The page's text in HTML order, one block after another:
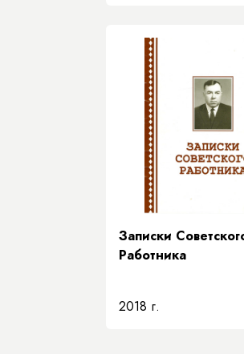
Записки
Работника
2018 г.